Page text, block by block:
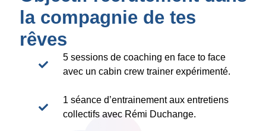
la compagnie de tes
rêves
5 sessions de coaching en face to face
avec un cabin crew trainer expérimenté.
1 séance d’entrainement aux entretiens
collectifs avec Rémi Duchange.